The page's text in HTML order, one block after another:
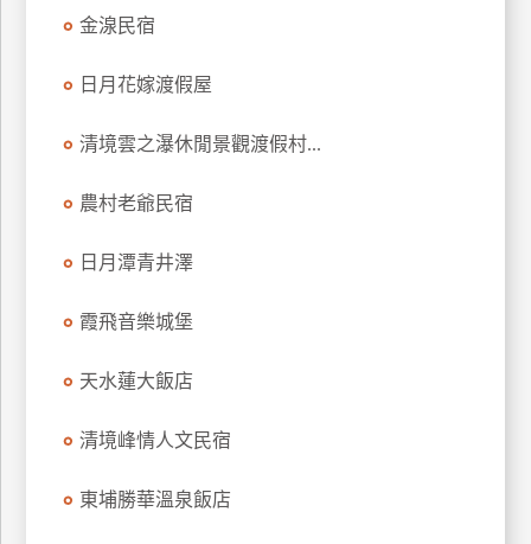
金湶民宿
日月花嫁渡假屋
清境雲之瀑休閒景觀渡假村...
農村老爺民宿
日月潭青井澤
霞飛音樂城堡
天水蓮大飯店
清境峰情人文民宿
東埔勝華溫泉飯店